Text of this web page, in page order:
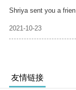
Shriya sent you a frien
2021-10-23
友情链接